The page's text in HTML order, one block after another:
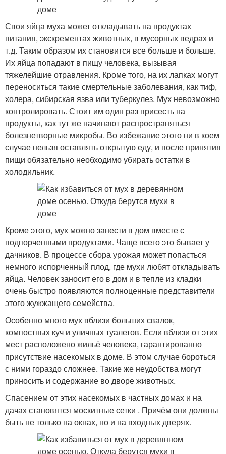
Свои яйца муха может откладывать на продуктах
питания, экскрементах животных, в мусорных ведрах и
т.д. Таким образом их становится все больше и больше.
Их яйца попадают в пищу человека, вызывая
тяжелейшие отравления. Кроме того, на их лапках могут
переноситься такие смертельные заболевания, как тиф,
холера, сибирская язва или туберкулез. Мух невозможно
контролировать. Стоит им один раз присесть на
продукты, как тут же начинают распространяться
болезнетворные микробы. Во избежание этого ни в коем
случае нельзя оставлять открытую еду, и после принятия
пищи обязательно необходимо убирать остатки в
холодильник.
Кроме этого, мух можно занести в дом вместе с
подпорченными продуктами. Чаще всего это бывает у
дачников. В процессе сбора урожая может попасться
немного испорченный плод, где мухи любят откладывать
яйца. Человек заносит его в дом и в тепле из кладки
очень быстро появляются полноценные представители
этого жужжащего семейства.
Особенно много мух вблизи больших свалок,
компостных куч и уличных туалетов. Если вблизи от этих
мест расположено жильё человека, гарантированно
присутствие насекомых в доме. В этом случае бороться
с ними гораздо сложнее. Такие же неудобства могут
приносить и содержание во дворе животных.
Спасением от этих насекомых в частных домах и на
дачах становятся москитные сетки . Причём они должны
быть не только на окнах, но и на входных дверях.